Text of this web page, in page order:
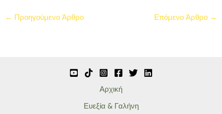
← Προηγούμενο Άρθρο Επόμενο Άρθρο →
Αρχική
Ευεξία & Γαλήνη